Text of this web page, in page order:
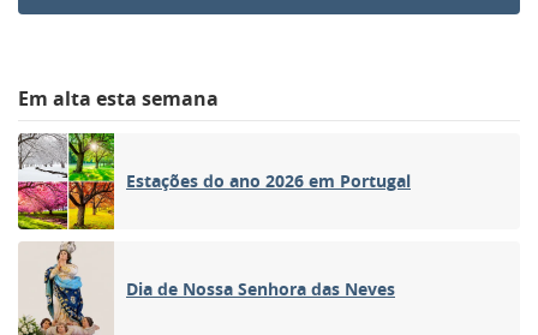
Em alta esta semana
Estações do ano 2026 em Portugal
Dia de Nossa Senhora das Neves